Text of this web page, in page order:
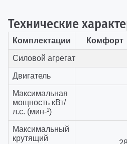
Технические
Комплектации Комфорт
Силовой агрегат
Двигатель
Максимальная
мощность кВт/
л.с. (мин-¹)
Максимальный
крутящий